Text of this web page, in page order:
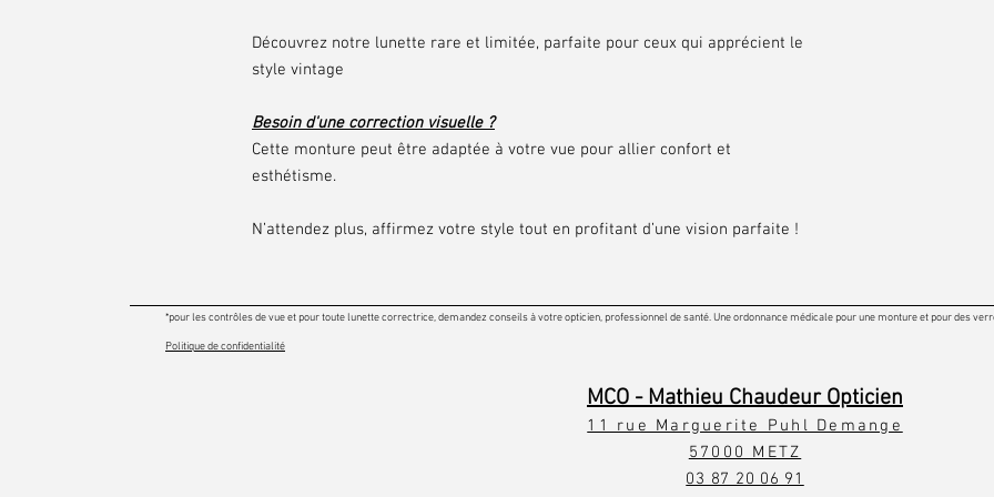
Découvrez notre lunette rare et limitée, parfaite pour ceux qui apprécient le
style vintage
Besoin d'une correction visuelle ?
Cette monture peut être adaptée à votre vue pour allier confort et
esthétisme.
N’attendez plus, affirmez votre style tout en profitant d’une vision parfaite !
*pour les contrôles de vue et pour toute lunette correctrice, demandez conseils à votre opticien, professionnel de santé. Une ordonnance médicale pour une monture et pour des
Politique de confidentialité
MCO - Mathieu Chaudeur Opticien
11 rue Marguerite Puhl Demange
57000 METZ
03 87 20 06 91